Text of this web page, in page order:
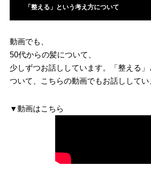
「整える」という考え方について
動画でも、
50代からの髪について、
少しずつお話ししています。「整える
ついて、こちらの動画でもお話ししてい
▼動画はこちら